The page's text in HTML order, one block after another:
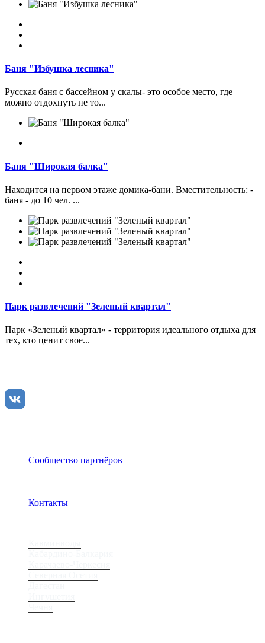
Баня "Избушка лесника"
Русская баня с бассейном у скалы- это особое место, где
можно отдохнуть не то...
Баня "Широкая балка"
Находится на первом этаже домика-бани. Вместительность: -
баня - до 10 чел. ...
Парк развлечений "Зеленый квартал"
Парк «Зеленый квартал» - территория идеального отдыха для
тех, кто ценит свое...
Сообщество партнёров
Контакты